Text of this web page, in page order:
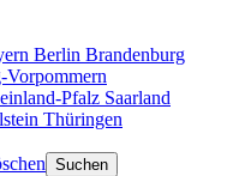
Berlin Brandenburg
Vorpommern
Pfalz Saarland
Thüringen